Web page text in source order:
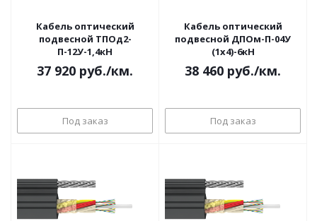
Кабель оптический
подвесной ТПОд2-
П-12У-1,4кН
37 920 руб./км.
Под заказ
Кабель оптический
подвесной ДПОм-П-04У
(1х4)-6кН
38 460 руб./км.
Под заказ